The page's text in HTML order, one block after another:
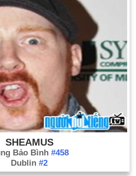
SHEAMUS
Bảo Bình #458
Dublin #2